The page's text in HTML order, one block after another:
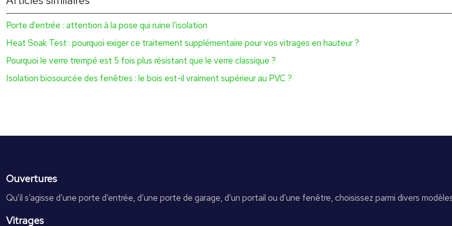
Porte d’entrée : attention à la pose qui ruine l’isolation
Heat Soak Test : pourquoi exiger ce traitement supplémentaire pour vos vitrages en hauteur ?
Pourquoi le verre trempé est 5 fois plus résistant que le verre classique ?
Isolation biosourcée des fenêtres : le bois est-il vraiment supérieur au PVC ?
Ouvertures
Qu’il s’agisse d’une porte d’entrée, d’une porte de garage, d’un portail ou d’une fenêtre, choisissez parmi divers
Vitrages